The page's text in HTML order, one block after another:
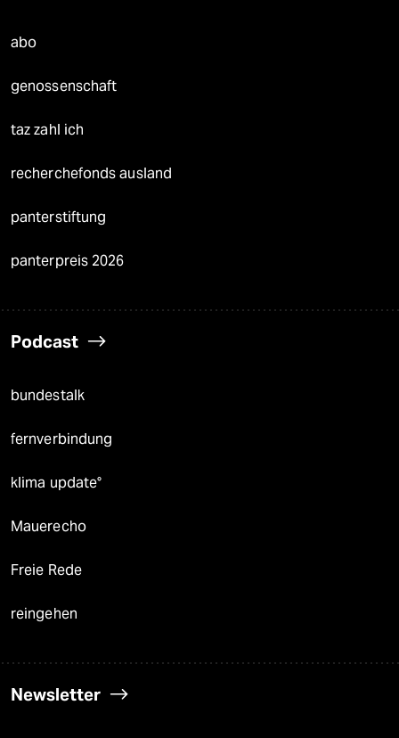
abo
genossenschaft
taz zahl ich
recherchefonds ausland
panterstiftung
panterpreis 2026
Podcast
bundestalk
fernverbindung
klima update°
Mauerecho
Freie Rede
reingehen
Newsletter